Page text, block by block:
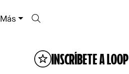
Más
INSCRÍBETE A LOOP